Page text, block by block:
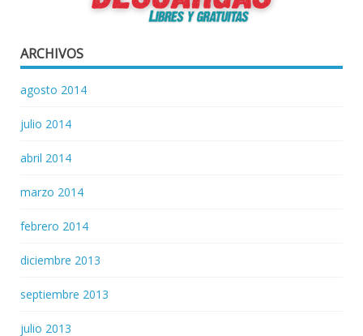
ARCHIVOS
agosto 2014
julio 2014
abril 2014
marzo 2014
febrero 2014
diciembre 2013
septiembre 2013
julio 2013